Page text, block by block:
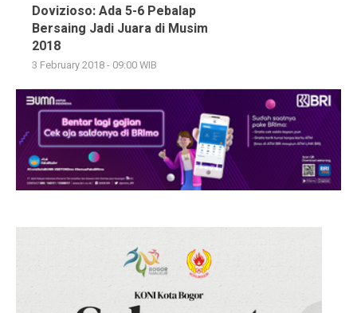
Dovizioso: Ada 5-6 Pebalap
Bersaing Jadi Juara di Musim
2018
3 February 2018 - 09:00 WIB